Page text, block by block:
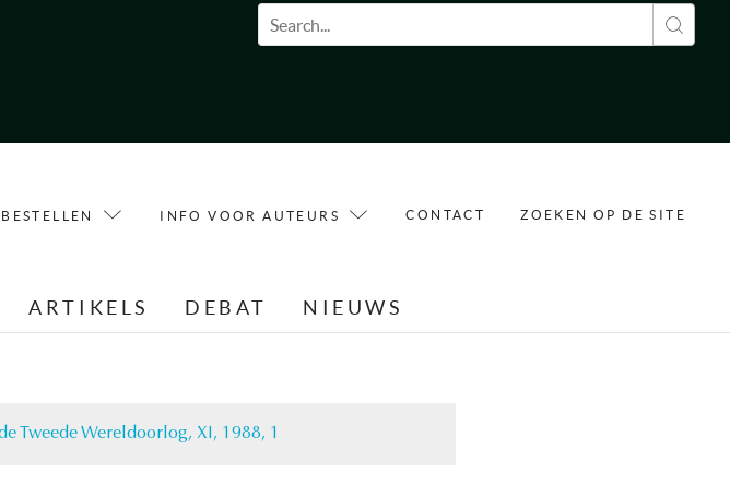
Zoekveld
BESTELLEN INFO VOOR AUTEURS CONTACT ZOEKEN OP DE SITE
ARTIKELS DEBAT NIEUWS
Tweede Wereldoorlog, XI, 1988, 1